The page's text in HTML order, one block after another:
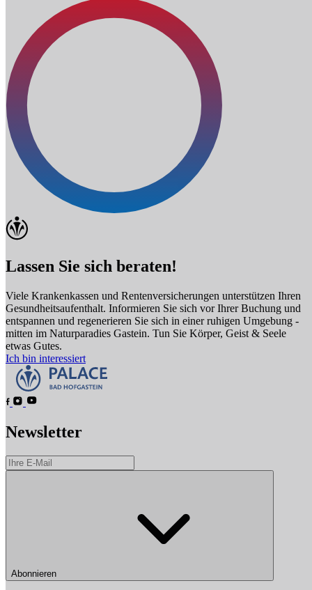
Lassen Sie sich beraten!
Viele Krankenkassen und Rentenversicherungen unterstützen Ihren
Gesundheitsaufenthalt. Informieren Sie sich vor Ihrer Buchung und
entspannen und regenerieren Sie sich in einer ruhigen Umgebung -
mitten im Naturparadies Gastein. Tun Sie Körper, Geist & Seele
etwas Gutes.
Ich bin interessiert
Newsletter
Abonnieren